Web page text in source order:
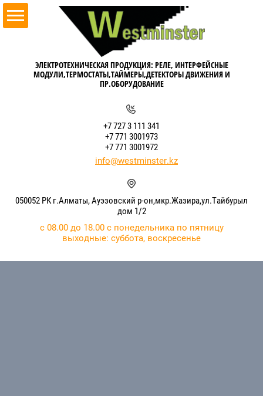
ЭЛЕКТРОТЕХНИЧЕСКАЯ ПРОДУКЦИЯ: РЕЛЕ, ИНТЕРФЕЙСНЫЕ
МОДУЛИ,ТЕРМОСТАТЫ,ТАЙМЕРЫ,ДЕТЕКТОРЫ ДВИЖЕНИЯ И
ПР.ОБОРУДОВАНИЕ
+7 727 3 111 341
+7 771 3001973
+7 771 3001972
info@westminster.kz
050052 РК г.Алматы, Ауэзовский р-он,мкр.Жазира,ул.Тайбурыл
дом 1/2
с 08.00 до 18.00 с понедельника по пятницу
выходные: суббота, воскресенье